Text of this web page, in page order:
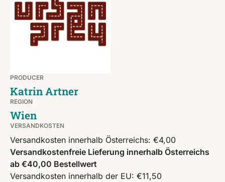
PRODUCER
Katrin Artner
REGION
Wien
VERSANDKOSTEN
Versandkosten innerhalb Österreichs: €4,00
Versandkostenfreie Lieferung innerhalb Österreichs
ab €40,00 Bestellwert
Versandkosten innerhalb der EU: €11,50